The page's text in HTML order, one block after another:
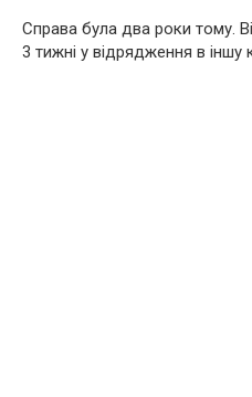
Справа була два роки тому.
3 тижні у відрядження в іншу